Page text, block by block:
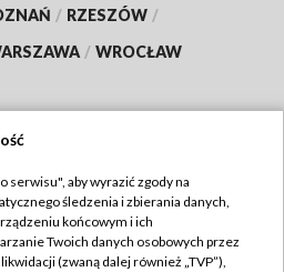
/ RZESZÓW /
/ WROCŁAW
TVP
TVP
serwisu", aby wyrazić zgody na
śledzenia i zbierania danych,
końcowym i ich
Twoich danych osobowych przez
(zwaną dalej również „TVP”),